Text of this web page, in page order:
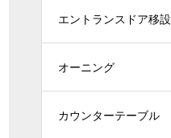
エントランスドア移設
オーニング
カウンターテーブル